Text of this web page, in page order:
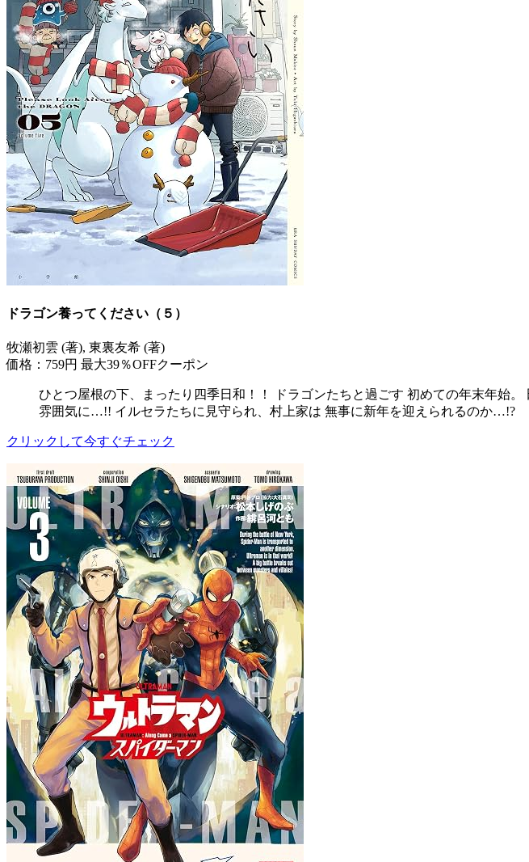
ドラゴン養ってください（５）
牧瀬初雲 (著), 東裏友希 (著)
価格：759円 最大39％OFFクーポン
ひとつ屋根の下、まったり四季日和！！ ドラゴンたちと過ごす 初めての年末年始
雰囲気に…!! イルセラたちに見守られ、村上家は 無事に新年を迎えられるのか…!?
クリックして今すぐチェック